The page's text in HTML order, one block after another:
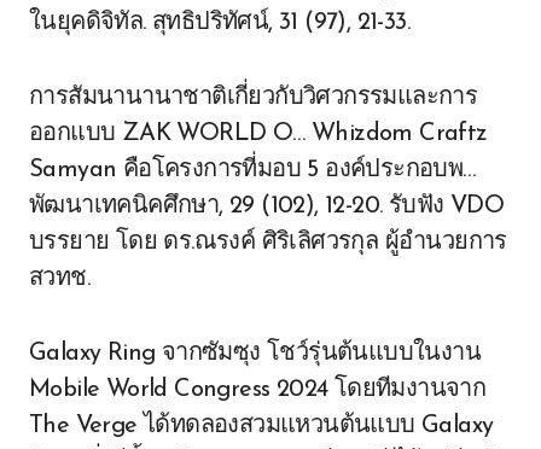
ในยุคดิจิทัล. สุทธิปริทัศน์, 31 (97), 21-33.
การสัมนานานาชาติเกี่ยวกับวิศวกรรมและการ
ออกแบบ ZAK WORLD O… Whizdom Craftz
Samyan คือโครงการที่มอบ 5 องค์ประกอบพ…
พัฒนาเทคนิคศึกษา, 29 (102), 12-20. รับฟัง VDO
บรรยาย โดย ดร.ณรงค์ ศิริเลิศวรกุล ผู้อำนวยการ
สวทช.
Galaxy Ring จากซัมซุง โชว์รุ่นต้นแบบในงาน
Mobile World Congress 2024 โดยทีมงานจาก
The Verge ได้ทดลองสวมแหวนต้นแบบ Galaxy